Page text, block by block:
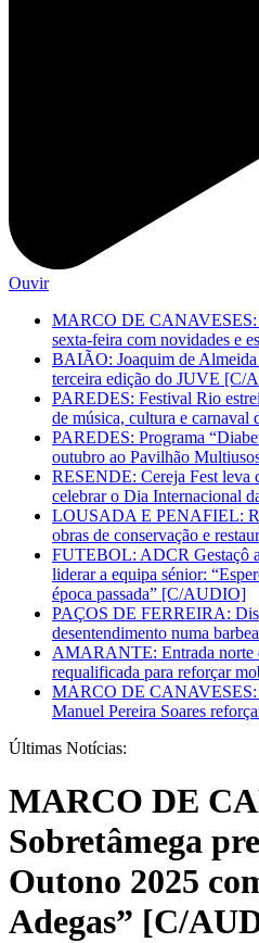
Ouvir
MARCO DE CANAVESES:
sexta-feira com novidades e
BAIÃO: Joaquim de Almeida
terceira edição do JUVE [C/
PAREDES: Festival Rio
de música, cultura e carnaval
PAREDES: Programa
outubro ao Pavilhão
RESENDE: Cereja Fest leva
celebrar o Dia Internacional
LOUSADA E PENAFIEL:
obras de conservação e
FUTEBOL: ADCR Gestaçô
liderar a equipa sénior:
época passada” [C/AUDIO]
PAÇOS DE FERREIRA:
desentendimento numa
AMARANTE: Entrada norte
requalificada para reforçar
MARCO DE CANAVESES:
Manuel Pereira Soares
Últimas Notícias:
MARCO DE
Sobretâmega
Outono 2025
Adegas” [C/